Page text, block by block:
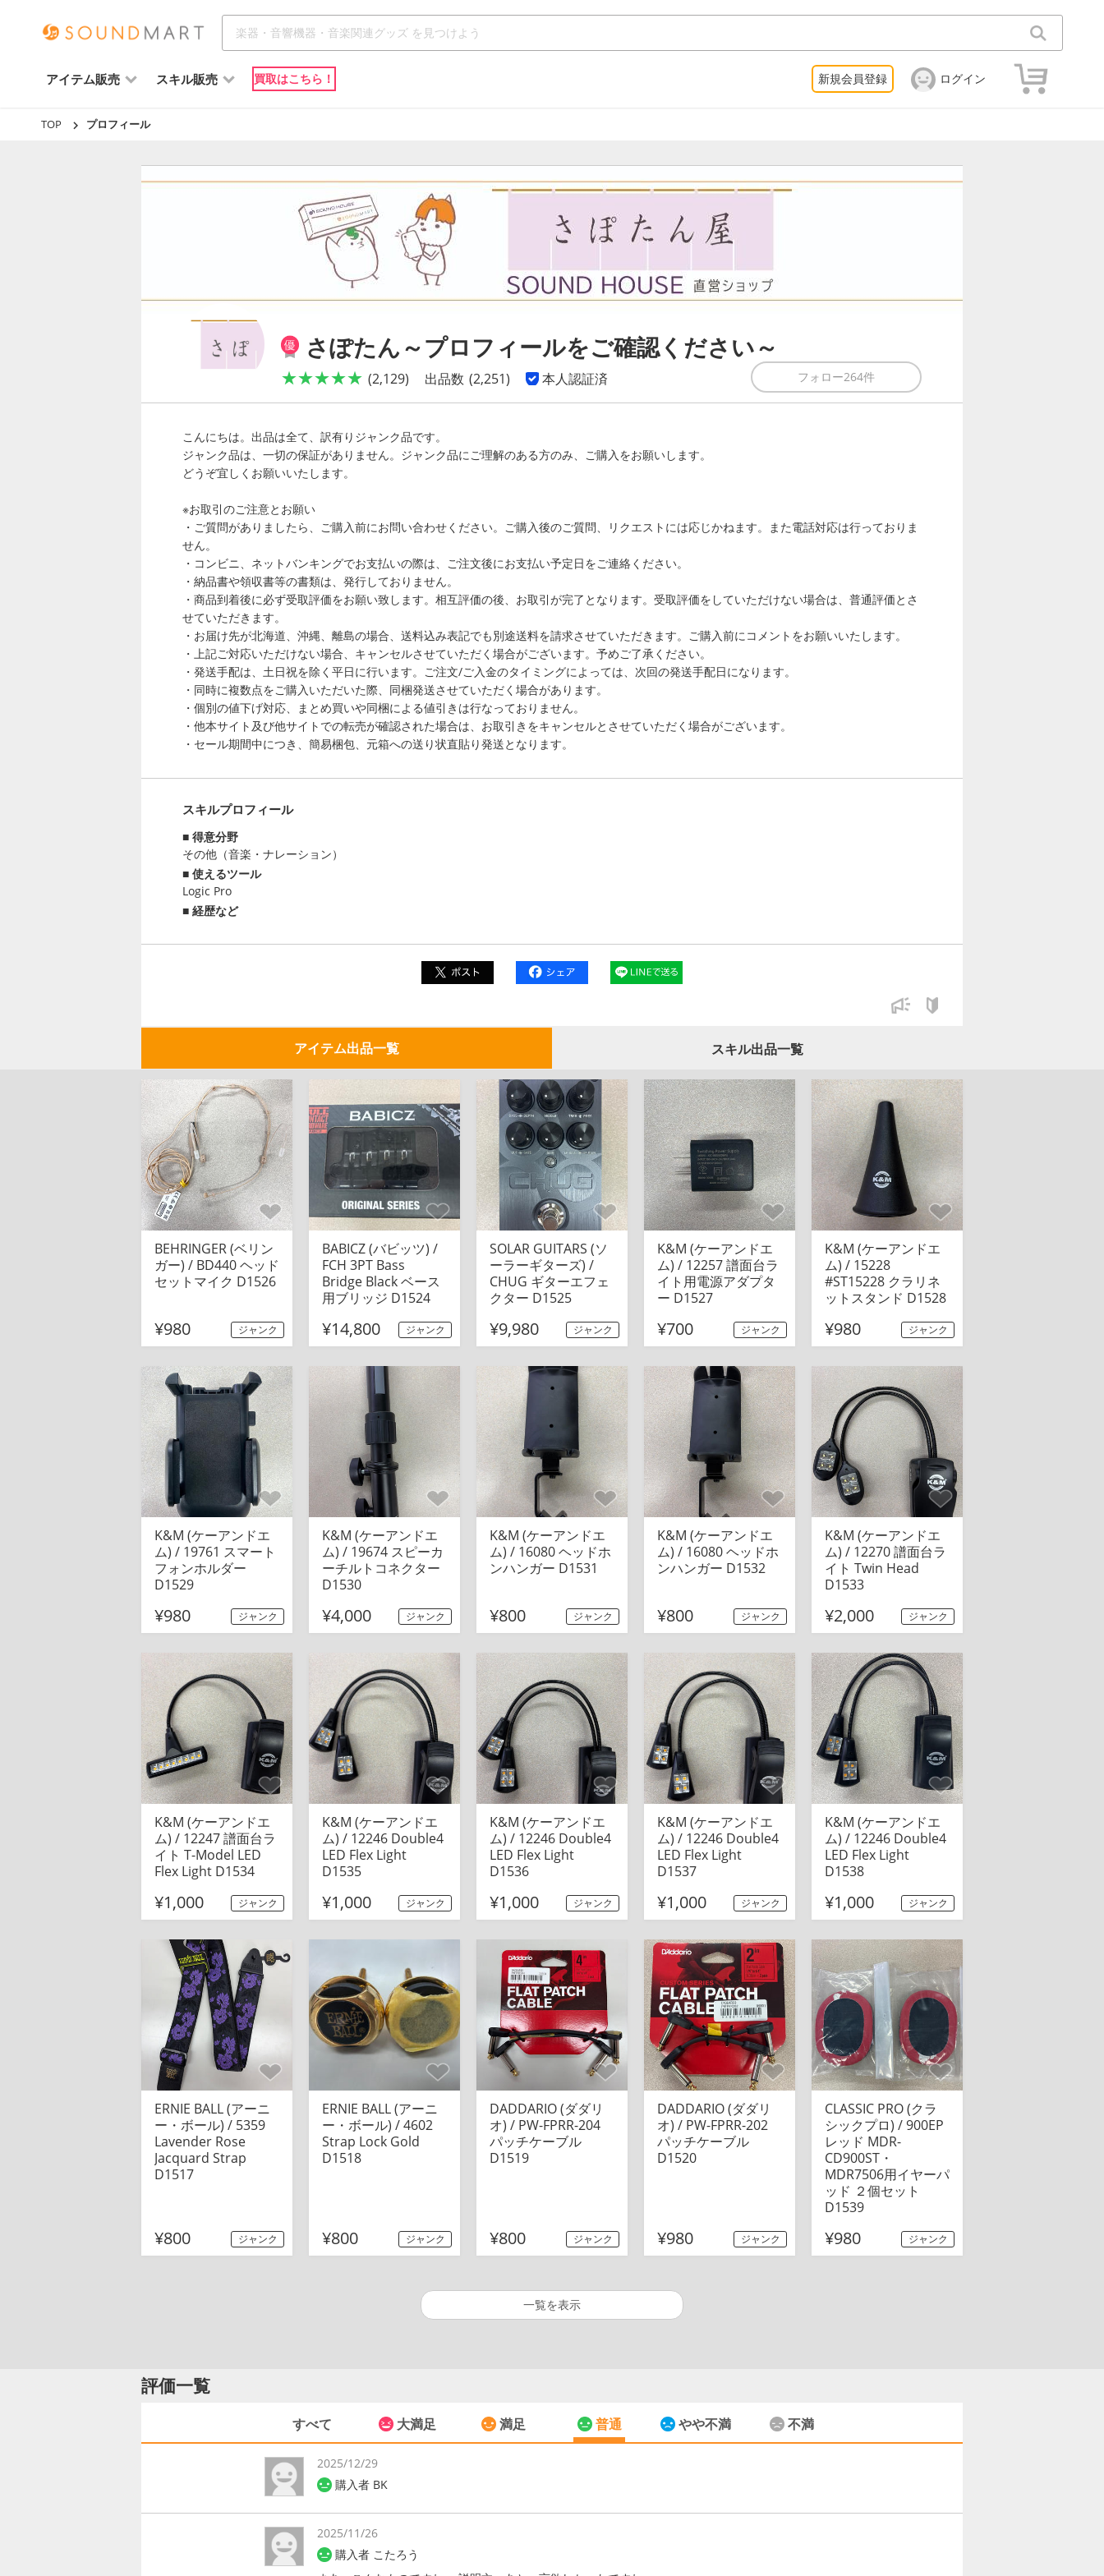
アイテム販売 スキル販売 買取はこちら！ 新規会員登録 ログイン
TOP プロフィール
さぽたん～プロフィールをご確認ください～
★★★★★ (2,129) 出品数 (2,251) 本人認証済 フォロー264件
こんにちは。出品は全て、訳有りジャンク品です。
ジャンク品は、一切の保証がありません。ジャンク品にご理解のある方のみ、ご購入をお願いします。
どうぞ宜しくお願いいたします。
※お取引のご注意とお願い
・ご質問がありましたら、ご購入前にお問い合わせください。ご購入後のご質問、リクエストには応じかねます。また電話対応は行っておりま
せん。
・コンビニ、ネットバンキングでお支払いの際は、ご注文後にお支払い予定日をご連絡ください。
・納品書や領収書等の書類は、発行しておりません。
・商品到着後に必ず受取評価をお願い致します。相互評価の後、お取引が完了となります。受取評価をしていただけない場合は、普通評価とさ
せていただきます。
・お届け先が北海道、沖縄、離島の場合、送料込み表記でも別途送料を請求させていただきます。ご購入前にコメントをお願いいたします。
・上記ご対応いただけない場合、キャンセルさせていただく場合がございます。予めご了承ください。
・発送手配は、土日祝を除く平日に行います。ご注文/ご入金のタイミングによっては、次回の発送手配日になります。
・同時に複数点をご購入いただいた際、同梱発送させていただく場合があります。
・個別の値下げ対応、まとめ買いや同梱による値引きは行なっておりません。
・他本サイト及び他サイトでの転売が確認された場合は、お取引きをキャンセルとさせていただく場合がございます。
・セール期間中につき、簡易梱包、元箱への送り状直貼り発送となります。
スキルプロフィール
得意分野
その他（音楽・ナレーション）
使えるツール
Logic Pro
経歴など
アイテム出品一覧 スキル出品一覧
BEHRINGER (ベリン
ガー) / BD440 ヘッド
セットマイク D1526
¥980 ジャンク
BABICZ (バビッツ) /
FCH 3PT Bass
Bridge Black ベース
用ブリッジ D1524
¥14,800 ジャンク
SOLAR GUITARS (ソ
ーラーギターズ) /
CHUG ギターエフェ
クター D1525
¥9,980 ジャンク
K&M (ケーアンドエ
ム) / 12257 譜面台ラ
イト用電源アダプタ
ー D1527
¥700 ジャンク
K&M (ケーアンドエ
ム) / 15228
#ST15228 クラリネ
ットスタンド D1528
¥980 ジャンク
K&M (ケーアンドエ
ム) / 19761 スマート
フォンホルダー
D1529
¥980 ジャンク
K&M (ケーアンドエ
ム) / 19674 スピーカ
ーチルトコネクター
D1530
¥4,000 ジャンク
K&M (ケーアンドエ
ム) / 16080 ヘッドホ
ンハンガー D1531
¥800 ジャンク
K&M (ケーアンドエ
ム) / 16080 ヘッドホ
ンハンガー D1532
¥800 ジャンク
K&M (ケーアンドエ
ム) / 12270 譜面台ラ
イト Twin Head
D1533
¥2,000 ジャンク
K&M (ケーアンドエ
ム) / 12247 譜面台ラ
イト T-Model LED
Flex Light D1534
¥1,000 ジャンク
K&M (ケーアンドエ
ム) / 12246 Double4
LED Flex Light
D1535
¥1,000 ジャンク
K&M (ケーアンドエ
ム) / 12246 Double4
LED Flex Light
D1536
¥1,000 ジャンク
K&M (ケーアンドエ
ム) / 12246 Double4
LED Flex Light
D1537
¥1,000 ジャンク
K&M (ケーアンドエ
ム) / 12246 Double4
LED Flex Light
D1538
¥1,000 ジャンク
ERNIE BALL (アーニ
ー・ボール) / 5359
Lavender Rose
Jacquard Strap
D1517
¥800 ジャンク
ERNIE BALL (アーニ
ー・ボール) / 4602
Strap Lock Gold
D1518
¥800 ジャンク
DADDARIO (ダダリ
オ) / PW-FPRR-204
パッチケーブル
D1519
¥800 ジャンク
DADDARIO (ダダリ
オ) / PW-FPRR-202
パッチケーブル
D1520
¥980 ジャンク
CLASSIC PRO (クラ
シックプロ) / 900EP
レッド MDR-
CD900ST・
MDR7506用イヤーパ
ッド ２個セット
D1539
¥980 ジャンク
一覧を表示
評価一覧
すべて 大満足 満足 普通 やや不満 不満
2025/12/29
購入者 BK
2025/11/26
購入者 こたろう